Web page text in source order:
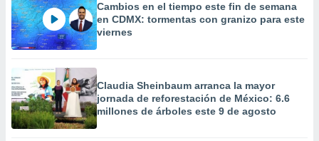
Cambios en el tiempo este fin de semana
en CDMX: tormentas con granizo para este
viernes
Claudia Sheinbaum arranca la mayor
jornada de reforestación de México: 6.6
millones de árboles este 9 de agosto